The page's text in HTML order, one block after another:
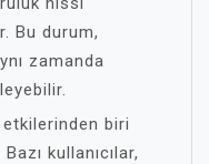
Bu durum,
zamanda
biri
kullanıcılar,